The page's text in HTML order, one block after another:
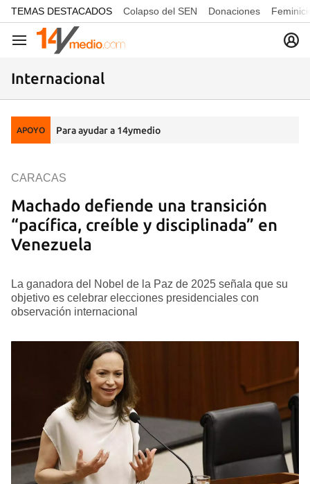
common.go-to-content
TEMAS DESTACADOS Colapso del SEN Donaciones
Navegación
Internacional
APOYO Para ayudar a 14ymedio
Machado defiende una transición
“pacífica, creíble y disciplinada” en
Venezuela
CARACAS
La ganadora del Nobel de la Paz de 2025 señala que su
objetivo es celebrar elecciones presidenciales con
observación internacional